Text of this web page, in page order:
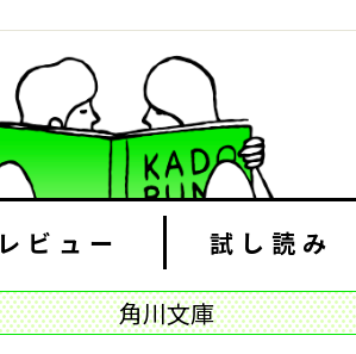
レビュー 試し読み
角川文庫